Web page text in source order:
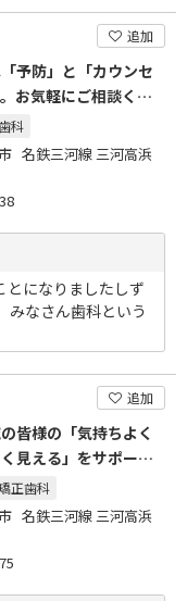
追加
予防」と「カウンセ
お気軽にご相談くだ
科
名鉄三河線 三河高浜
とになりましたしず
みなさん歯科という
追加
皆様の「気持ちよく
見える」をサポート
正歯科
名鉄三河線 三河高浜